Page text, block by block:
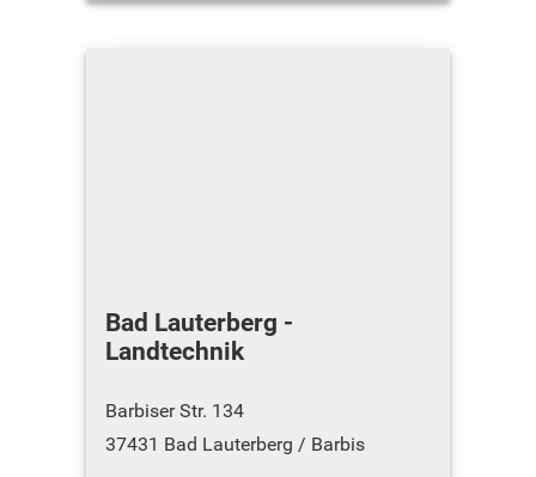
Bad Lauterberg -
Landtechnik
Barbiser Str. 134
37431 Bad Lauterberg / Barbis